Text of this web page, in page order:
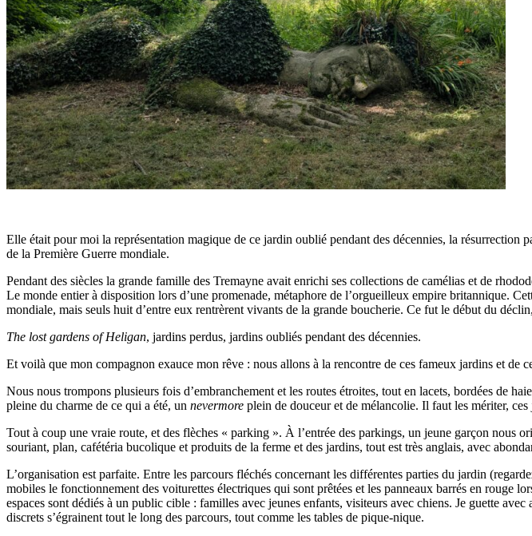
Elle était pour moi la représentation magique de ce jardin oublié pendant des décennies, la
de la Première Guerre mondiale.
Pendant des siècles la grande famille des Tremayne avait enrichi ses collections de camélias et de
Le monde entier à disposition lors d’une promenade, métaphore de l’orgueilleux empire britannique.
mondiale, mais seuls huit d’entre eux rentrèrent vivants de la grande boucherie. Ce fut le début du
The lost gardens of Heligan, jardins perdus, jardins oubliés pendant des décennies.
Et voilà que mon compagnon exauce mon rêve : nous allons à la rencontre de ces fameux jardins et
Nous nous trompons plusieurs fois d’embranchement et les routes étroites, tout en lacets, bordées de
pleine du charme de ce qui a été, un nevermore plein de douceur et de mélancolie. Il faut les mériter,
Tout à coup une vraie route, et des flèches « parking ». À l’entrée des parkings, un jeune garçon
souriant, plan, cafétéria bucolique et produits de la ferme et des jardins, tout est très anglais, avec
L’organisation est parfaite. Entre les parcours fléchés concernant les différentes parties du jardin
mobiles le fonctionnement des voiturettes électriques qui sont prêtées et les panneaux barrés en rouge
espaces sont dédiés à un public cible : familles avec jeunes enfants, visiteurs avec chiens. Je guette
discrets s’égrainent tout le long des parcours, tout comme les tables de pique-nique.